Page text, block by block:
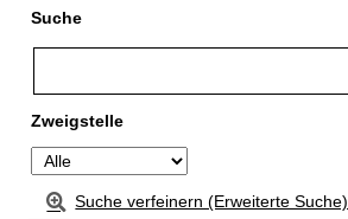
Suche
Zweigstelle
Suche verfeinern (Erweiterte Suche)